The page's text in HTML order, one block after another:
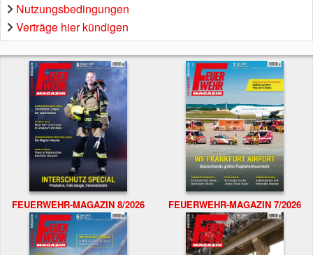
Nutzungsbedingungen
Verträge hier kündigen
FEUERWEHR-MAGAZIN 8/2026 FEUERWEHR-MAGAZIN 7/2026